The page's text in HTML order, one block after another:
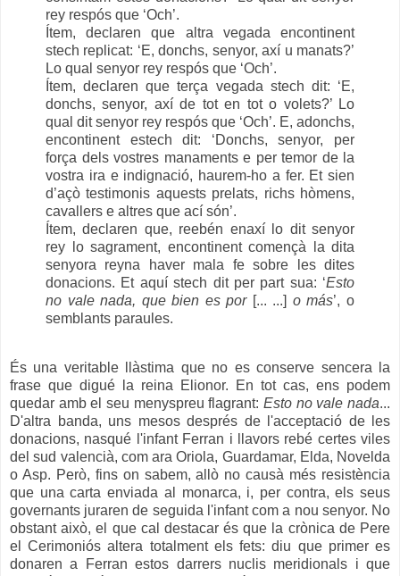
rey respós que ‘Och’.
Ítem, declaren que altra vegada encontinent
stech replicat: ‘E, donchs, senyor, axí u manats?’
Lo qual senyor rey respós que ‘Och’.
Ítem, declaren que terça vegada stech dit: ‘E,
donchs, senyor, axí de tot en tot o volets?’ Lo
qual dit senyor rey respós que ‘Och’. E, adonchs,
encontinent estech dit: ‘Donchs, senyor, per
força dels vostres manaments e per temor de la
vostra ira e indignació, haurem-ho a fer. Et sien
d’açò testimonis aquests prelats, richs hòmens,
cavallers e altres que ací són’.
Ítem, declaren que, reebén enaxí lo dit senyor
rey lo sagrament, encontinent començà la dita
senyora reyna haver mala fe sobre les dites
donacions. Et aquí stech dit per part sua: ‘Esto
no vale nada, que bien es por [... ...] o más’, o
semblants paraules.
És una veritable llàstima que no es conserve sencera la
frase que digué la reina Elionor. En tot cas, ens podem
quedar amb el seu menyspreu flagrant: Esto no vale nada...
D'altra banda, uns mesos després de l'acceptació de les
donacions, nasqué l'infant Ferran i llavors rebé certes viles
del sud valencià, com ara Oriola, Guardamar, Elda, Novelda
o Asp. Però, fins on sabem, allò no causà més resistència
que una carta enviada al monarca, i, per contra, els seus
governants juraren de seguida l'infant com a nou senyor. No
obstant això, el que cal destacar és que la crònica de Pere
el Cerimoniós altera totalment els fets: diu que primer es
donaren a Ferran estos darrers nuclis meridionals i que